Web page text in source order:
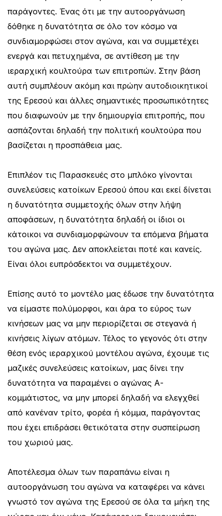
παράγοντες. Ένας ότι με την αυτοοργάνωση
δόθηκε η δυνατότητα σε όλο τον κόσμο να
συνδιαμορφώσει στον αγώνα, και να συμμετέχει
ενεργά και πετυχημένα, σε αντίθεση με την
ιεραρχική κουλτούρα των επιτροπών. Στην βάση
αυτή συμπλέουν ακόμη και πρώην αυτοδιοικητικοί
της Ερεσού και άλλες σημαντικές προσωπικότητες
που διαφωνούν με την δημιουργία επιτροπής, που
ασπάζονται δηλαδή την πολιτική κουλτούρα που
βασίζεται η προσπάθεια μας.
Επιπλέον τις Παρασκευές στο μπλόκο γίνονται
συνελεύσεις κατοίκων Ερεσού όπου και εκεί δίνεται
η δυνατότητα συμμετοχής όλων στην λήψη
αποφάσεων, η δυνατότητα δηλαδή οι ίδιοι οι
κάτοικοι να συνδιαμορφώνουν τα επόμενα βήματα
του αγώνα μας. Δεν αποκλείεται ποτέ και κανείς.
Είναι όλοι ευπρόσδεκτοι να συμμετέχουν.
Επίσης αυτό το μοντέλο μας έδωσε την δυνατότητα
να είμαστε πολύμορφοι, και άρα το εύρος των
κινήσεων μας να μην περιορίζεται σε στεγανά ή
κινήσεις λίγων ατόμων. Τέλος το γεγονός ότι στην
θέση ενός ιεραρχικού μοντέλου αγώνα, έχουμε τις
μαζικές συνελεύσεις κατοίκων, μας δίνει την
δυνατότητα να παραμένει ο αγώνας Α-
κομμάτιστος, να μην μπορεί δηλαδή να ελεγχθεί
από κανέναν τρίτο, φορέα ή κόμμα, παράγοντας
που έχει επιδράσει θετικότατα στην συσπείρωση
του χωριού μας.
Αποτέλεσμα όλων των παραπάνω είναι η
αυτοοργάνωση του αγώνα να καταφέρει να κάνει
γνωστό τον αγώνα της Ερεσού σε όλα τα μήκη της